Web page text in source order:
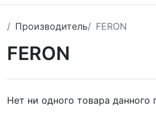
Производитель FERON
FERON
Нет ни одного товара данного